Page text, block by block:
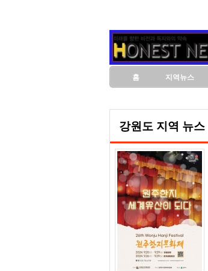
홈 지역뉴스
강원도 지역 뉴스